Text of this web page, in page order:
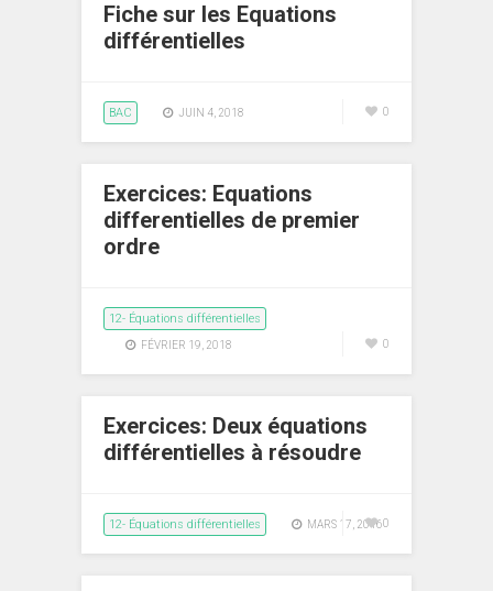
Fiche sur les Equations
différentielles
BAC JUIN 4, 2018 0
Exercices: Equations
differentielles de premier
ordre
12- Équations différentielles
FÉVRIER 19, 2018 0
Exercices: Deux équations
différentielles à résoudre
12- Équations différentielles MARS 17, 20160